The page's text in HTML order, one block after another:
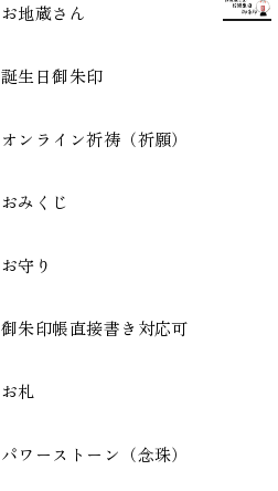
お地蔵さん
誕生日御朱印
オンライン祈祷（祈願）
おみくじ
お守り
御朱印帳直接書き対応可
お札
パワーストーン（念珠）